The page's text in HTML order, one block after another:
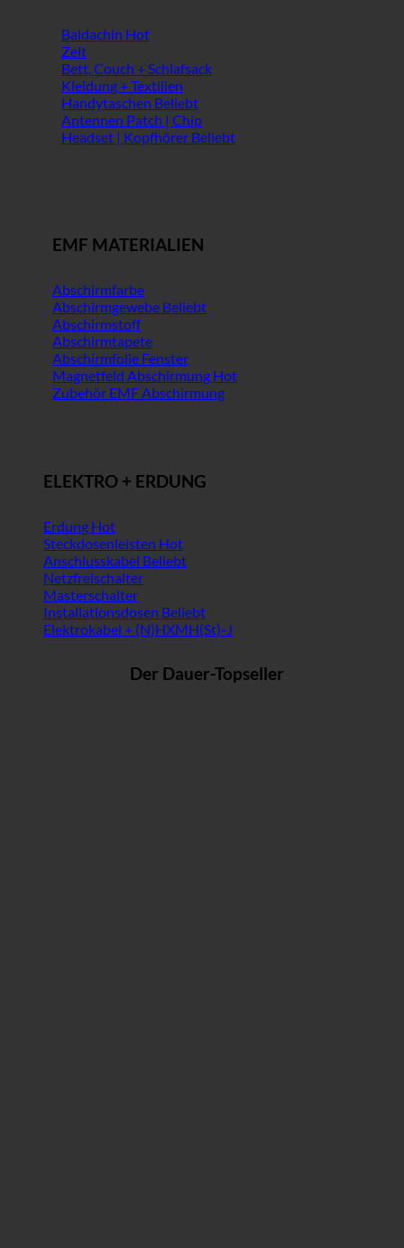
Baldachin
Zelt
Bett, Couch + Schlafsack
Kleidung + Textilien
Handytaschen
Antennen Patch | Chip
Headset | Kopfhörer
EMF MATERIALIEN
Abschirmfarbe
Abschirmgewebe
Abschirmstoff
Abschirmtapete
Abschirmfolie Fenster
Magnetfeld Abschirmung
Zubehör EMF Abschirmung
ELEKTRO + ERDUNG
Erdung
Steckdosenleisten
Anschlusskabel
Netzfreischalter
Masterschalter
Installationsdosen
Elektrokabel + (N)HXMH(St)-J
Der Dauer-Topseller